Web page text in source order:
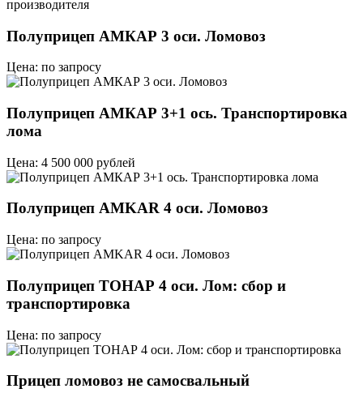
Полуприцеп АМКАР 3 оси. Ломовоз
Цена: по запросу
Полуприцеп АМКАР 3+1 ось. Транспортировка
лома
Цена: 4 500 000 рублей
Полуприцеп AMKAR 4 оси. Ломовоз
Цена: по запросу
Полуприцеп ТОНАР 4 оси. Лом: сбор и
транспортировка
Цена: по запросу
Прицеп ломовоз не самосвальный